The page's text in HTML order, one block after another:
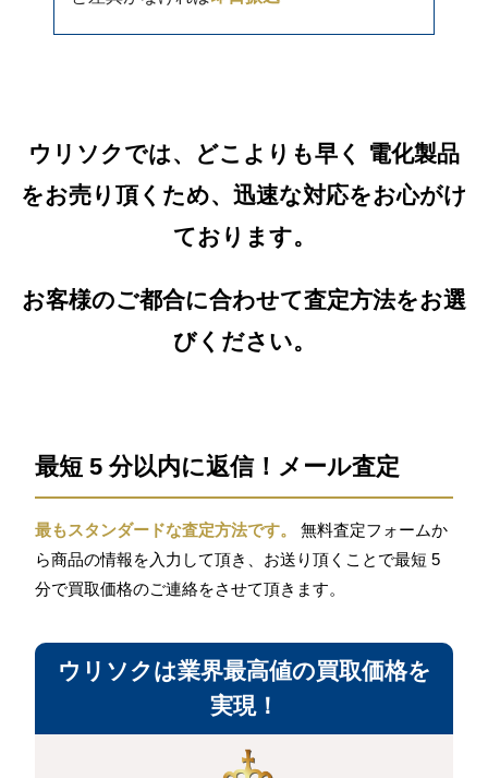
ウリソクでは、どこよりも早く 電化製品
をお売り頂くため、迅速な対応をお心がけ
ております。
お客様のご都合に合わせて査定方法をお選
びください。
最短 5 分以内に返信！メール査定
最もスタンダードな査定方法です。
無料査定フォームか
ら商品の情報を入力して頂き、お送り頂くことで最短 5
分で買取価格のご連絡をさせて頂きます。
ウリソクは業界最高値の買取価格を
実現！